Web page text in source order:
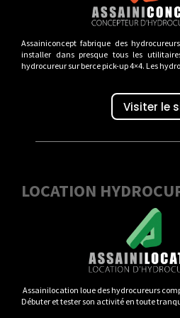
Assainiconcept fabrique des
installer dans presque tous les
hydrocureur sur berce pick-up 4×4. Les
Visiter le
LOCATION
Assainilocation loue des hydrocureurs
Débuter et tester son activité en toute